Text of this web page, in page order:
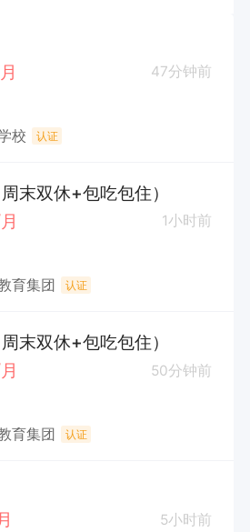
47分钟前
校 认证
末双休+包吃包住）
1小时前
育集团 认证
末双休+包吃包住）
50分钟前
育集团 认证
5小时前